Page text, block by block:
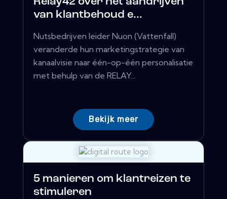
van klantbehoud e...
Nutsbedrijven leider Nuon (Vattenfall)
veranderde hun marketingstrategie van
kanaalvisie naar één-op-één personalisatie
met behulp van de RELAY...
Bekijk meer
5 manieren om klantreizen te
stimuleren